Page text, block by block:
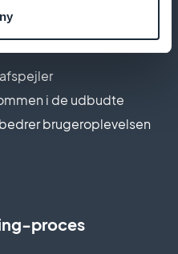
i de udbudte
brugeroplevelsen
proces